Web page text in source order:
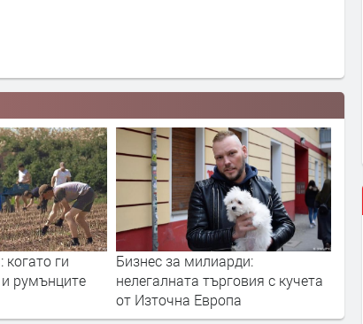
милиарди:
търговия с кучета
В село Хирево: "Европа ни взе
децата"